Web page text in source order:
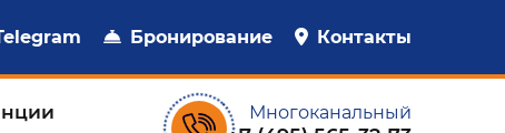
Бронирование Контакты
Многоканальный